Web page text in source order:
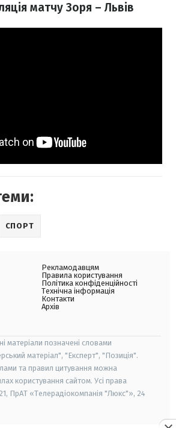
матчу Зоря – Львів
СПОРТ
Рекламодавцям
Правила користування
Політика конфіденційності
Технічна інформація
Контакти
Архів
матеріали позначені словами
матеріал", "Експерт", "Позиція".
та правил цитування можна
користування сайтом. Усі права
ПрАТ «Телерадіокомпанія "Люкс"», 24